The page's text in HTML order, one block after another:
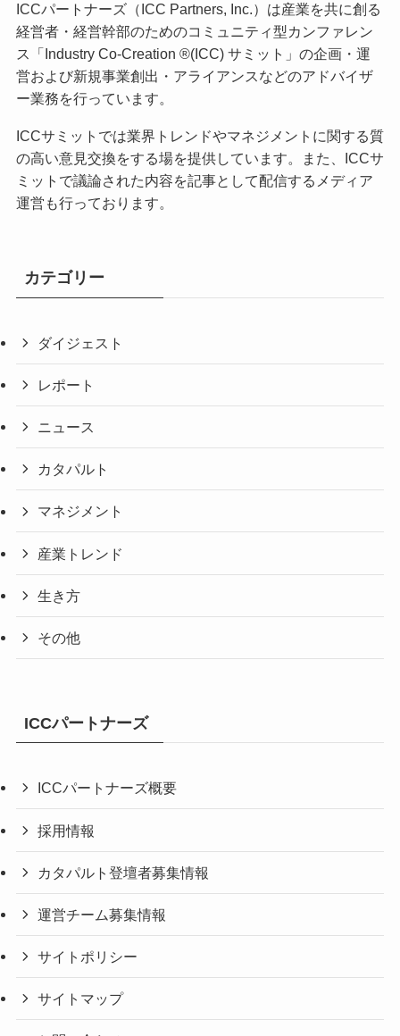
ICCパートナーズ（ICC Partners, Inc.）は産業を共に創る
経営者・経営幹部のためのコミュニティ型カンファレン
ス「Industry Co-Creation ®(ICC) サミット」の企画・運
営および新規事業創出・アライアンスなどのアドバイザ
ー業務を行っています。
ICCサミットでは業界トレンドやマネジメントに関する質
の高い意見交換をする場を提供しています。また、ICCサ
ミットで議論された内容を記事として配信するメディア
運営も行っております。
カテゴリー
ダイジェスト
レポート
ニュース
カタパルト
マネジメント
産業トレンド
生き方
その他
ICCパートナーズ
ICCパートナーズ概要
採用情報
カタパルト登壇者募集情報
運営チーム募集情報
サイトポリシー
サイトマップ